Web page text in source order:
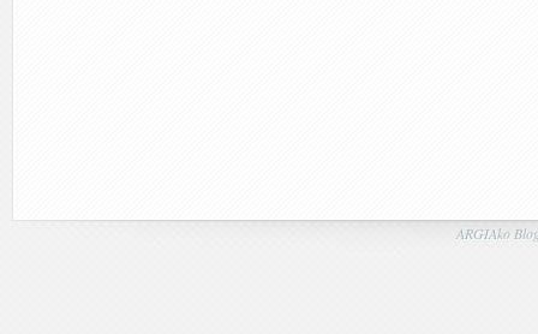
ARGIAko